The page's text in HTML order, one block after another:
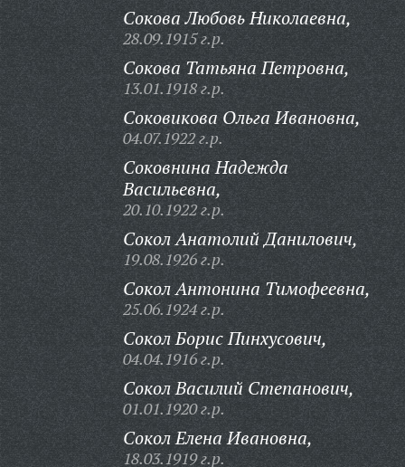
Сокова Любовь Николаевна,
28.09.1915 г.р.
Сокова Татьяна Петровна,
13.01.1918 г.р.
Соковикова Ольга Ивановна,
04.07.1922 г.р.
Соковнина Надежда
Васильевна,
20.10.1922 г.р.
Сокол Анатолий Данилович,
19.08.1926 г.р.
Сокол Антонина Тимофеевна,
25.06.1924 г.р.
Сокол Борис Пинхусович,
04.04.1916 г.р.
Сокол Василий Степанович,
01.01.1920 г.р.
Сокол Елена Ивановна,
18.03.1919 г.р.